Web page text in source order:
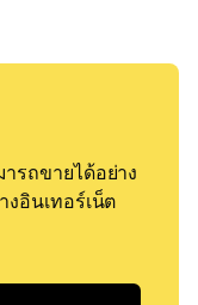
รถขายได้อย่าง
อินเทอร์เน็ต